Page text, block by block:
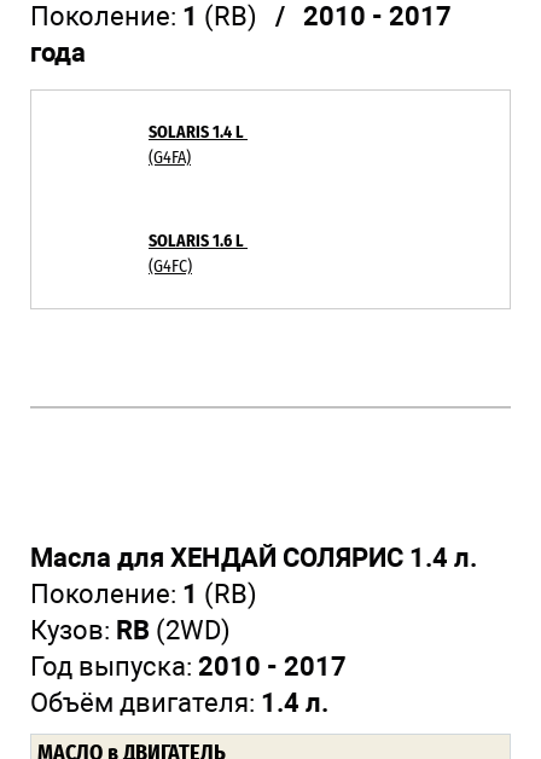
Поколение: 1 (RB) / 2010 - 2017
года
SOLARIS 1.4 L
(G4FA)
SOLARIS 1.6 L
(G4FC)
Масла для ХЕНДАЙ СОЛЯРИС 1.4 л.
Поколение: 1 (RB)
Кузов: RB (2WD)
Год выпуска: 2010 - 2017
Объём двигателя: 1.4 л.
МАСЛО в ДВИГАТЕЛЬ